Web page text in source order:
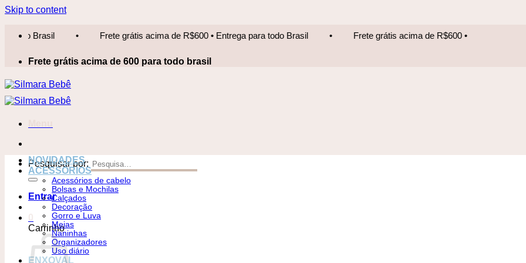
Skip to content
Frete grátis acima de R$600 • Entrega para todo Brasil • Frete grátis acima de R$600 • Entrega para todo Brasil
Frete grátis acima de 600 para todo brasil
Pesquisar por:
Entrar
Carrinho
NOVIDADES
ACESSÓRIOS
Acessórios de cabelo
Bolsas e Mochilas
Calçados
Decoração
Gorro e Luva
Meias
Naninhas
Organizadores
Uso diário
ENXOVAL